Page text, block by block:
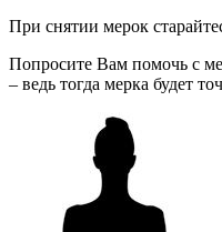
При снятии мерок
Попросите Вам помочь с
– ведь тогда мерка будет